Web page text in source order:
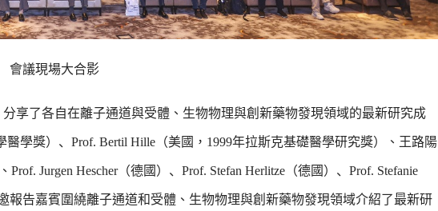
會議現場大合影
享了各自在離子通道與受體、生物物理與創新藥物發現領域的最新研究成
學獎）、Prof. Bertil Hille（美國，1999年拉斯克基礎醫學研究獎）、王路陽
Jurgen Hescher（德國）、Prof. Stefan Herlitze（德國）、Prof. Stefanie
報告嘉賓圍繞離子通道和受體、生物物理與創新藥物發現領域介紹了最新研